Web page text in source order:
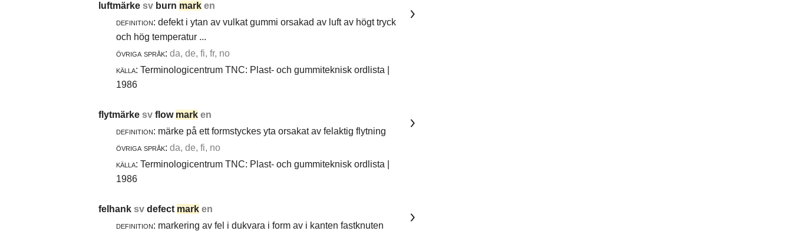
luftmärke sv burn mark en
definition: defekt i ytan av vulkat gummi orsakad av luft av högt tryck
och hög temperatur ...
övriga språk: da, de, fi, fr, no
källa: Terminologicentrum TNC: Plast- och gummiteknisk ordlista |
1986
flytmärke sv flow mark en
definition: märke på ett formstyckes yta orsakat av felaktig flytning
övriga språk: da, de, fi, no
källa: Terminologicentrum TNC: Plast- och gummiteknisk ordlista |
1986
felhank sv defect mark en
definition: markering av fel i dukvara i form av i kanten fastknuten